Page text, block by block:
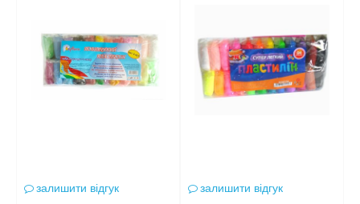
залишити відгук
залишити відгук